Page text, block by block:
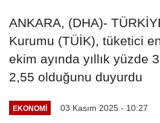
ANKARA, (DHA)-
Kurumu (TÜİK), tüketici
ekim ayında yıllık yüzde
2,55 olduğunu duyurdu
EKONOMI 03 Kasım 2025 - 10:27